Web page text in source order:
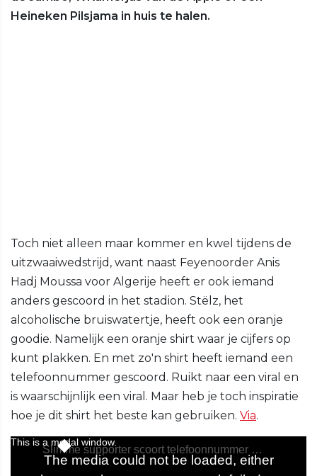
Heineken Pilsjama in huis te halen.
Toch niet alleen maar kommer en kwel tijdens de
uitzwaaiwedstrijd, want naast Feyenoorder Anis
Hadj Moussa voor Algerije heeft er ook iemand
anders gescoord in het stadion. Stëlz, het
alcoholische bruiswatertje, heeft ook een oranje
goodie. Namelijk een oranje shirt waar je cijfers op
kunt plakken. En met zo'n shirt heeft iemand een
telefoonnummer gescoord. Ruikt naar een viral en
is waarschijnlijk een viral. Maar heb je toch inspiratie
hoe je dit shirt het beste kan gebruiken. Via.